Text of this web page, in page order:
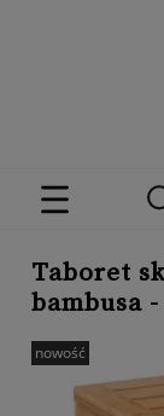
Taboret
bambusa
nowość